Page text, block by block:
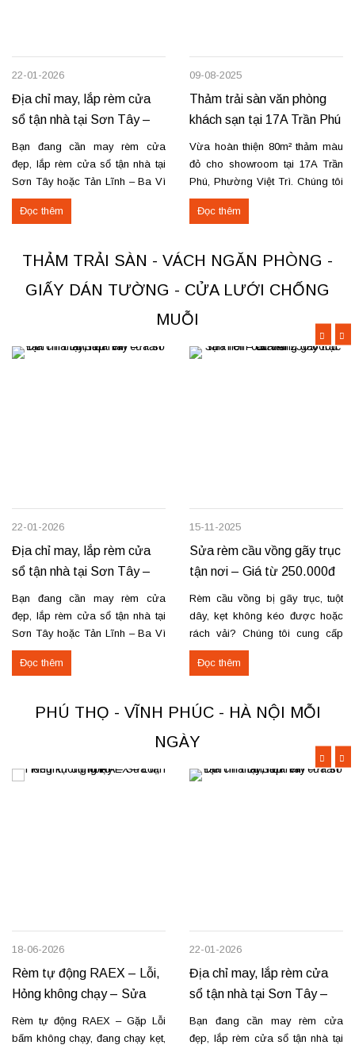
22-01-2026
Địa chỉ may, lắp rèm cửa
sổ tận nhà tại Sơn Tây –
Tản Lĩnh Ba Vì
Bạn đang cần may rèm cửa
đẹp, lắp rèm cửa sổ tận nhà tại
Sơn Tây hoặc Tản Lĩnh – Ba Vì
với giá hợp lý? Chúng tôi
chuyên may rèm theo yêu cầu,
tiến độ. Thực tế, chúng tôi vừa
hoàn thiện thi công rèm...
Đọc thêm
09-08-2025
Thảm trải sàn văn phòng
khách sạn tại 17A Trần Phú
– Việt Trì
Vừa hoàn thiện 80m² thảm màu
đỏ cho showroom tại 17A Trần
Phú, Phường Việt Trì. Chúng tôi
nhận thi công, sửa chữa, bóc
dỡ và thu mua thảm cũ trên toàn
loại thảm đang cung cấp Thảm
nỉ phù hợp cho không...
Đọc thêm
THẢM TRẢI SÀN - VÁCH NGĂN PHÒNG -
GIẤY DÁN TƯỜNG - CỬA LƯỚI CHỐNG
MUỖI
22-01-2026
Địa chỉ may, lắp rèm cửa
sổ tận nhà tại Sơn Tây –
Tản Lĩnh Ba Vì
Bạn đang cần may rèm cửa
đẹp, lắp rèm cửa sổ tận nhà tại
Sơn Tây hoặc Tản Lĩnh – Ba Vì
với giá hợp lý? Chúng tôi
chuyên may rèm theo yêu cầu,
tiến độ. Thực tế, chúng tôi vừa
hoàn thiện thi công rèm...
Đọc thêm
15-11-2025
Sửa rèm cầu vồng gãy trục
tận nơi – Giá từ 250.000đ
có VAT
Rèm cầu vồng bị gãy trục, tuột
dây, kẹt không kéo được hoặc
rách vải? Chúng tôi cung cấp
dịch vụ sửa rèm cầu vồng tận
nơi, đảm bảo rèm hoạt động trơn
cấu kéo để rèm mở – đóng êm
Thay dây...
Đọc thêm
PHÚ THỌ - VĨNH PHÚC - HÀ NỘI MỖI
NGÀY
18-06-2026
Rèm tự động RAEX – Lỗi,
Hỏng không chạy – Sửa
tận nơi
Rèm tự động RAEX – Gặp Lỗi
bấm không chạy, đang chạy kẹt,
22-01-2026
Địa chỉ may, lắp rèm cửa
sổ tận nhà tại Sơn Tây –
Tản Lĩnh Ba Vì
Bạn đang cần may rèm cửa
đẹp, lắp rèm cửa sổ tận nhà tại